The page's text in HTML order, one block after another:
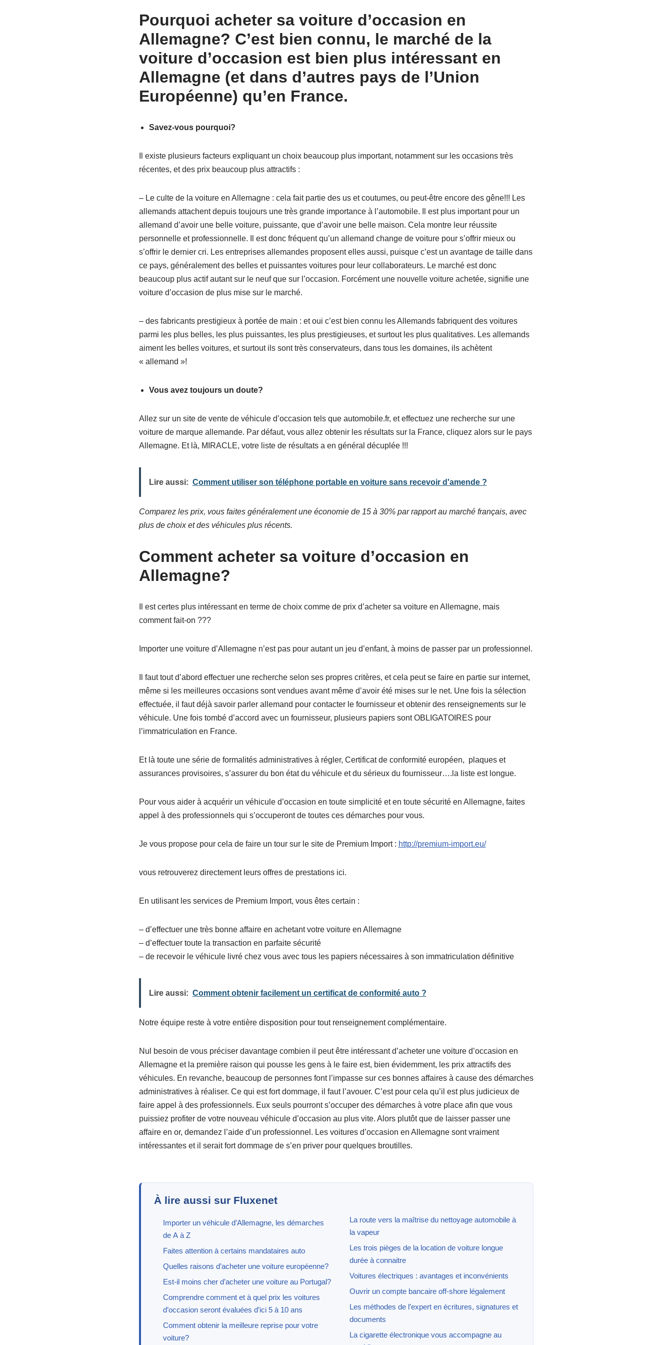
Pourquoi acheter sa voiture d’occasion en
Allemagne? C’est bien connu, le marché de la
voiture d’occasion est bien plus intéressant en
Allemagne (et dans d’autres pays de l’Union
Européenne) qu’en France.
Savez-vous pourquoi?
Il existe plusieurs facteurs expliquant un choix beaucoup plus important, notamment sur les occasions très
récentes, et des prix beaucoup plus attractifs :
– Le culte de la voiture en Allemagne : cela fait partie des us et coutumes, ou peut-être encore des gêne!!! Les
allemands attachent depuis toujours une très grande importance à l’automobile. Il est plus important pour un
allemand d’avoir une belle voiture, puissante, que d’avoir une belle maison. Cela montre leur réussite
personnelle et professionnelle. Il est donc fréquent qu’un allemand change de voiture pour s’offrir mieux ou
s’offrir le dernier cri. Les entreprises allemandes proposent elles aussi, puisque c’est un avantage de taille dans
ce pays, généralement des belles et puissantes voitures pour leur collaborateurs. Le marché est donc
beaucoup plus actif autant sur le neuf que sur l’occasion. Forcément une nouvelle voiture achetée, signifie une
voiture d’occasion de plus mise sur le marché.
– des fabricants prestigieux à portée de main : et oui c’est bien connu les Allemands fabriquent des voitures
parmi les plus belles, les plus puissantes, les plus prestigieuses, et surtout les plus qualitatives. Les allemands
aiment les belles voitures, et surtout ils sont très conservateurs, dans tous les domaines, ils achètent
« allemand »!
Vous avez toujours un doute?
Allez sur un site de vente de véhicule d’occasion tels que automobile.fr, et effectuez une recherche sur une
voiture de marque allemande. Par défaut, vous allez obtenir les résultats sur la France, cliquez alors sur le pays
Allemagne. Et là, MIRACLE, votre liste de résultats a en général décuplée !!!
Lire aussi: Comment utiliser son téléphone portable en voiture sans recevoir d'amende ?
Comparez les prix, vous faites généralement une économie de 15 à 30% par rapport au marché français, avec
plus de choix et des véhicules plus récents.
Comment acheter sa voiture d’occasion en
Allemagne?
Il est certes plus intéressant en terme de choix comme de prix d’acheter sa voiture en Allemagne, mais
comment fait-on ???
Importer une voiture d’Allemagne n’est pas pour autant un jeu d’enfant, à moins de passer par un professionnel.
Il faut tout d’abord effectuer une recherche selon ses propres critères, et cela peut se faire en partie sur internet,
même si les meilleures occasions sont vendues avant même d’avoir été mises sur le net. Une fois la sélection
effectuée, il faut déjà savoir parler allemand pour contacter le fournisseur et obtenir des renseignements sur le
véhicule. Une fois tombé d’accord avec un fournisseur, plusieurs papiers sont OBLIGATOIRES pour
l’immatriculation en France.
Et là toute une série de formalités administratives à régler, Certificat de conformité européen, plaques et
assurances provisoires, s’assurer du bon état du véhicule et du sérieux du fournisseur….la liste est longue.
Pour vous aider à acquérir un véhicule d’occasion en toute simplicité et en toute sécurité en Allemagne, faites
appel à des professionnels qui s’occuperont de toutes ces démarches pour vous.
Je vous propose pour cela de faire un tour sur le site de Premium Import : http://premium-import.eu/
vous retrouverez directement leurs offres de prestations ici.
En utilisant les services de Premium Import, vous êtes certain :
– d’effectuer une très bonne affaire en achetant votre voiture en Allemagne
– d’effectuer toute la transaction en parfaite sécurité
– de recevoir le véhicule livré chez vous avec tous les papiers nécessaires à son immatriculation définitive
Lire aussi: Comment obtenir facilement un certificat de conformité auto ?
Notre équipe reste à votre entière disposition pour tout renseignement complémentaire.
Nul besoin de vous préciser davantage combien il peut être intéressant d’acheter une voiture d’occasion en
Allemagne et la première raison qui pousse les gens à le faire est, bien évidemment, les prix attractifs des
véhicules. En revanche, beaucoup de personnes font l’impasse sur ces bonnes affaires à cause des démarches
administratives à réaliser. Ce qui est fort dommage, il faut l’avouer. C’est pour cela qu’il est plus judicieux de
faire appel à des professionnels. Eux seuls pourront s’occuper des démarches à votre place afin que vous
puissiez profiter de votre nouveau véhicule d’occasion au plus vite. Alors plutôt que de laisser passer une
affaire en or, demandez l’aide d’un professionnel. Les voitures d’occasion en Allemagne sont vraiment
intéressantes et il serait fort dommage de s’en priver pour quelques broutilles.
À lire aussi sur Fluxenet
Importer un véhicule d’Allemagne, les démarches
de A à Z
Faites attention à certains mandataires auto
Quelles raisons d’acheter une voiture européenne?
Est-il moins cher d’acheter une voiture au Portugal?
Comprendre comment et à quel prix les voitures
d’occasion seront évaluées d’ici 5 à 10 ans
Comment obtenir la meilleure reprise pour votre
voiture?
La route vers la maîtrise du nettoyage automobile à
la vapeur
Les trois pièges de la location de voiture longue
durée à connaitre
Voitures électriques : avantages et inconvénients
Ouvrir un compte bancaire off-shore légalement
Les méthodes de l’expert en écritures, signatures et
documents
La cigarette électronique vous accompagne au